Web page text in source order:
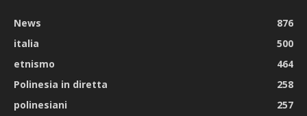
News
876
italia
500
etnismo
464
Polinesia in diretta
258
polinesiani
257